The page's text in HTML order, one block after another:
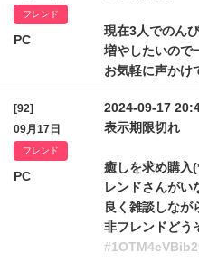
フレンド
PC
現在3人でのん
増やしたいので
お気軽に声かけ
[92]
09月17日
フレンド
PC
2024-09-17
表示期限切れ
癒しを求め購入
レンドさんが
良く雑談しなが
非フレンドどう